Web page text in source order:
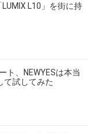
L10」を街に持
ト、NEWYESは本当
て試してみた